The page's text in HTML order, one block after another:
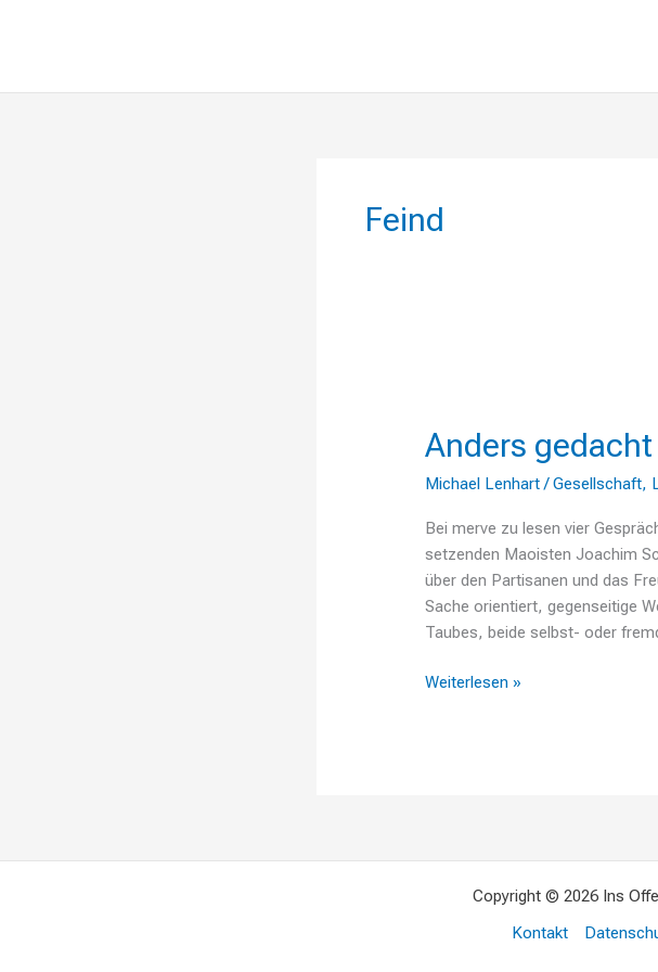
Feind
Anders gedacht
Michael Lenhart/Gesellschaft,
Bei merve zu lesen vier
setzenden Maoisten Joachim
über den Partisanen und das
Sache orientiert, gegenseitige
Taubes, beide selbst- oder
Weiterlesen »
Copyright © 2026 Ins
Kontakt